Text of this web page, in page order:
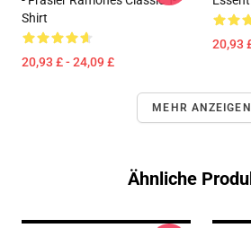
Shirt
20,93 £ - 24,09 £
20,93
MEHR ANZEIGEN
Ähnliche